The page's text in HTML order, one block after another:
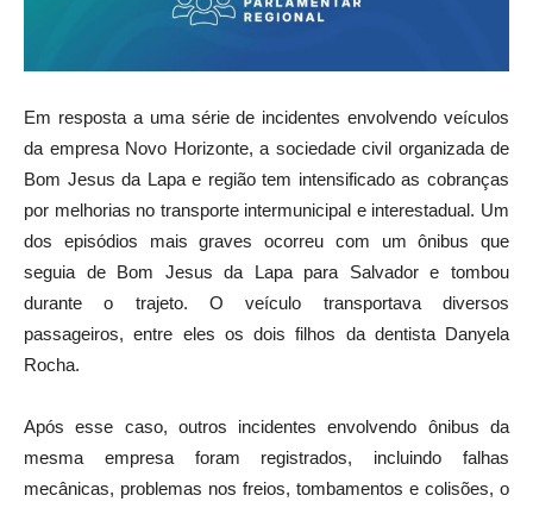
Em resposta a uma série de incidentes envolvendo veículos
da empresa Novo Horizonte, a sociedade civil organizada de
Bom Jesus da Lapa e região tem intensificado as cobranças
por melhorias no transporte intermunicipal e interestadual. Um
dos episódios mais graves ocorreu com um ônibus que
seguia de Bom Jesus da Lapa para Salvador e tombou
durante o trajeto. O veículo transportava diversos
passageiros, entre eles os dois filhos da dentista Danyela
Rocha.
Após esse caso, outros incidentes envolvendo ônibus da
mesma empresa foram registrados, incluindo falhas
mecânicas, problemas nos freios, tombamentos e colisões, o